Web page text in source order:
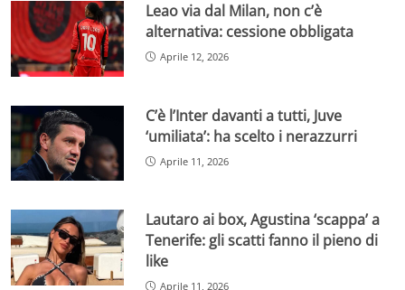
Leao via dal Milan, non c’è
alternativa: cessione obbligata
Aprile 12, 2026
C’è l’Inter davanti a tutti, Juve
‘umiliata’: ha scelto i nerazzurri
Aprile 11, 2026
Lautaro ai box, Agustina ‘scappa’ a
Tenerife: gli scatti fanno il pieno di
like
Aprile 11, 2026